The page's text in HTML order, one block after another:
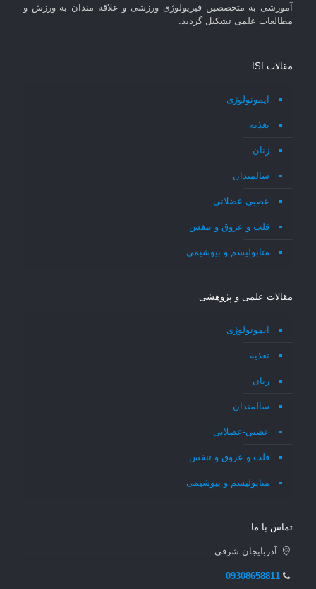
آموزشی به متخصصین فیزیولوژی ورزشی و علاقه مندان به ورزش و
مطالعات علمی تشکیل گردید.
مقالات ISI
ایمونولوژی
تغذیه
زنان
سالمندان
عصبی عضلانی
قلب و عروق و تنفس
متابولیسم و بیوشیمی
مقالات علمی و پژوهشی
ایمونولوژی
تغذیه
زنان
سالمندان
عصبی-عضلانی
قلب و عروق و تنفس
متابولیسم و بیوشیمی
تماس با ما
آذربايجان شرقي
09308658811